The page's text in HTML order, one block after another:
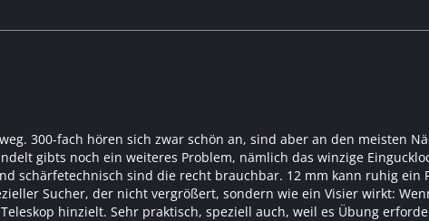
300-fach hören sich zwar schön an, sind aber an den meisten
gibts noch ein weiteres Problem, nämlich das winzige
schärfetechnisch sind die recht brauchbar. 12 mm kann ruhig ein
Sucher, der nicht vergrößert, sondern wie ein Visier wirkt:
hinzielt. Sehr praktisch, speziell auch, weil es Übung